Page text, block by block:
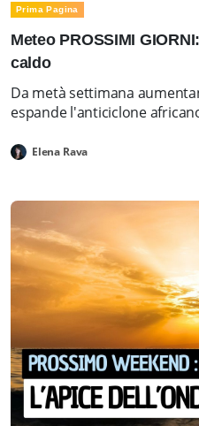
Prima Pagina
Meteo PROSSIMI
caldo
Da metà settimana
espande l'anticiclone
Elena Rava